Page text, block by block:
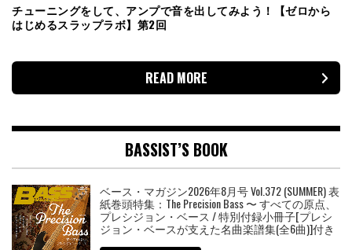
チューニングをして、アンプで音を出してみよう！【ゼロから
はじめるスラップラボ】第2回
READ MORE
BASSIST’S BOOK
ベース・マガジン2026年8月号 Vol.372 (SUMMER) 表
紙巻頭特集：The Precision Bass 〜 すべての原点、
プレシジョン・ベース / 特別付録小冊子[プレシ
ジョン・ベースが支えた名曲楽譜集(全6曲)]付き